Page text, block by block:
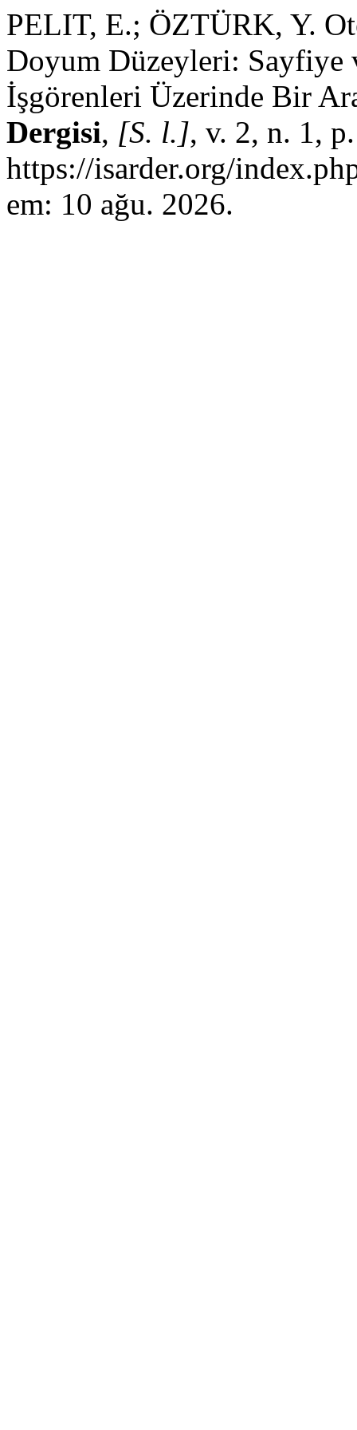
PELIT, E.; ÖZTÜRK, Y.
Doyum Düzeyleri: Sayfiye
İşgörenleri Üzerinde Bir
Dergisi, [S. l.], v. 2, n. 1,
https://isarder.org/
em: 10 ağu. 2026.